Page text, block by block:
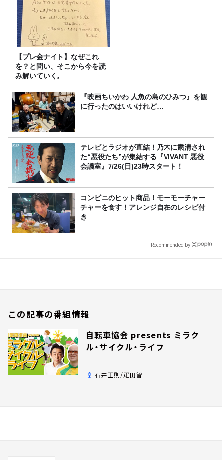
【プレ金ナイト】なぜこれ
を？と問い、そこから今を読
み解いていく。
『映画ちいかわ 人魚の島のひみつ』を観
に行ったのはいいけれど…
テレビとラジオが直結！乃木に粛清され
た“悪役たち”が集結する『VIVANT 悪役
会議室』7/26(日)23時スタート！
コンビニのヒット商品！モーモーチャー
チャーを食す！アレンジ自在のレシピ付
き
Recommended by
この記事の番組情報
自転車協会 presents ミラク
ル・サイクル・ライフ
石井正則/疋田智